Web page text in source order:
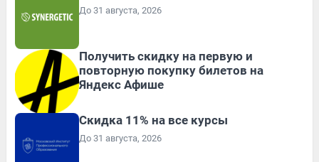
До 31 августа, 2026
Получить скидку на первую и
повторную покупку билетов на
Яндекс Афише
Скидка 11% на все курсы
До 31 августа, 2026